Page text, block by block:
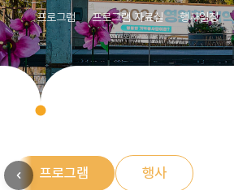
프로그램 프로그램 자료실 행사일정
프로그램 행사